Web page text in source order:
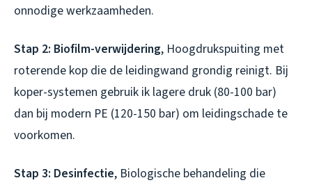
onnodige werkzaamheden.
Stap 2: Biofilm-verwijdering, Hoogdrukspuiting met
roterende kop die de leidingwand grondig reinigt. Bij
koper-systemen gebruik ik lagere druk (80-100 bar)
dan bij modern PE (120-150 bar) om leidingschade te
voorkomen.
Stap 3: Desinfectie, Biologische behandeling die